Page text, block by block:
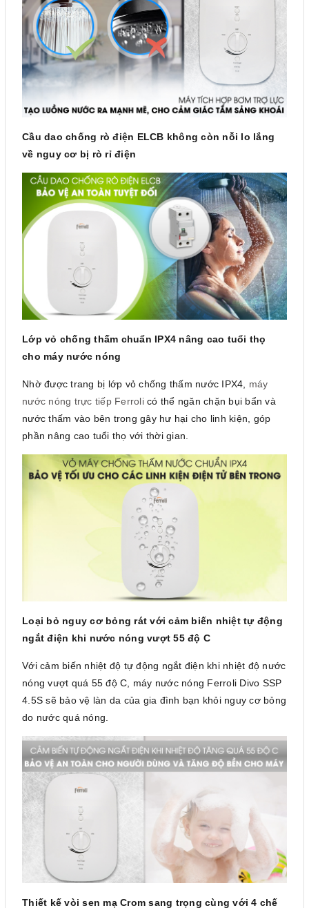
Cầu dao chống rò điện ELCB không còn nỗi lo lắng
về nguy cơ bị rò rỉ điện
Lớp vỏ chống thấm chuẩn IPX4 nâng cao tuổi thọ
cho máy nước nóng
Nhờ được trang bị lớp vỏ chống thấm nước IPX4, máy
nước nóng trực tiếp Ferrolicó thể ngăn chặn bụi bẩn và
nước thấm vào bên trong gây hư hại cho linh kiện, góp
phần nâng cao tuổi thọ với thời gian.
Loại bỏ nguy cơ bỏng rát với cảm biến nhiệt tự động
ngắt điện khi nước nóng vượt 55 độ C
Với cảm biến nhiệt độ tự động ngắt điện khi nhiệt độ nước
nóng vượt quá 55 độ C, máy nước nóng Ferroli Divo SSP
4.5S sẽ bảo vệ làn da của gia đình bạn khỏi nguy cơ bỏng
do nước quá nóng.
Thiết kế vòi sen mạ Crom sang trọng cùng với 4 chế